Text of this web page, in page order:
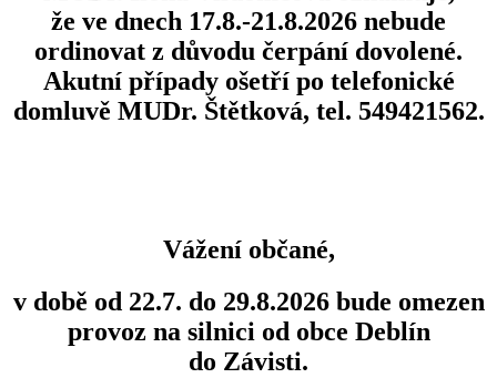
že ve dnech 17.8.-21.8.2026 nebude
ordinovat z důvodu čerpání dovolené.
Akutní případy ošetří po telefonické
domluvě MUDr. Štětková, tel. 549421562.
Vážení občané,
v době od 22.7. do 29.8.2026 bude omezen
provoz na silnici od obce Deblín
do Závisti.